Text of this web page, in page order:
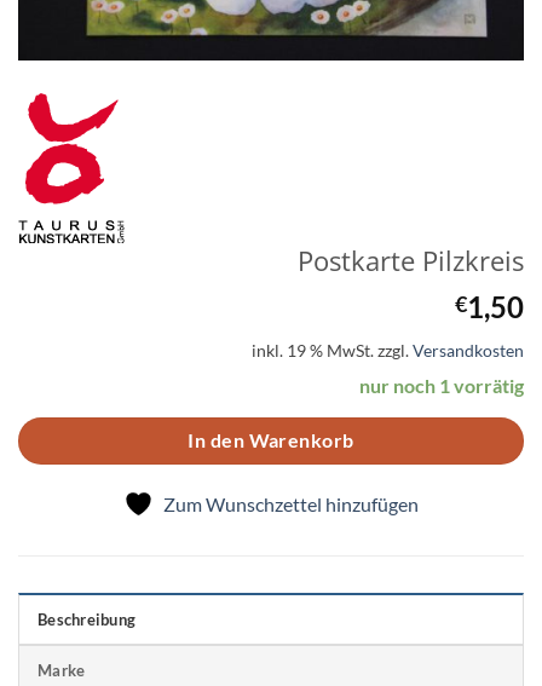
Postkarte Pilzkreis
€1,50
inkl. 19 % MwSt.zzgl.Versandkosten
nur noch 1 vorrätig
In den Warenkorb
Zum Wunschzettel hinzufügen
Beschreibung
Marke